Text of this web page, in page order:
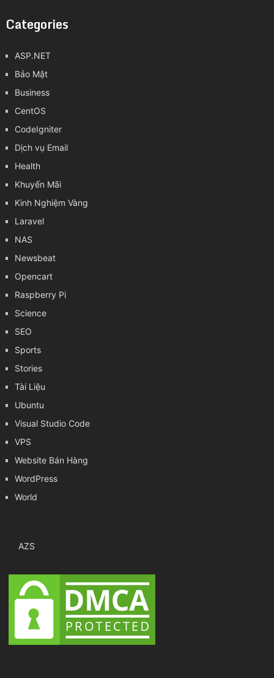
Categories
ASP.NET
Bảo Mật
Business
CentOS
CodeIgniter
Dịch vụ Email
Health
Khuyến Mãi
Kinh Nghiệm Vàng
Laravel
NAS
Newsbeat
Opencart
Raspberry Pi
Science
SEO
Sports
Stories
Tài Liệu
Ubuntu
Visual Studio Code
VPS
Website Bán Hàng
WordPress
World
AZS